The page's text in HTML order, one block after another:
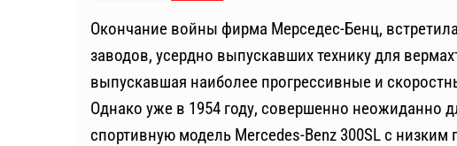
Окончание войны фирма Мерседес-Бенц,
заводов, усердно выпускавших технику для
выпускавшая наиболее прогрессивные и
Однако уже в 1954 году, совершенно неожиданно
спортивную модель Mercedes-Benz 300SL с